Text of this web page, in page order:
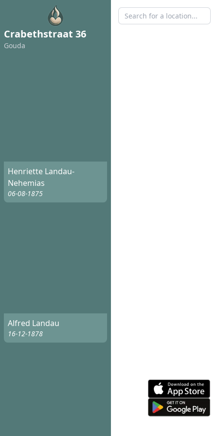
Crabethstraat 36
Gouda
Henriette Landau-
Nehemias
06-08-1875
Alfred Landau
16-12-1878